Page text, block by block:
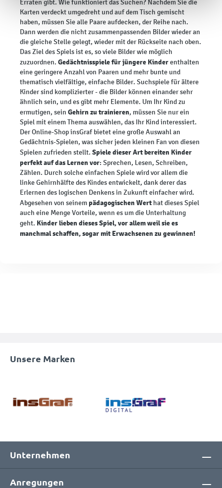
Erraten gibt. Wie funktioniert das Suchen? Nachdem Sie die
Karten verdeckt umgedreht und auf dem Tisch gemischt
haben, müssen Sie alle Paare aufdecken, der Reihe nach.
Dann werden die nicht zusammenpassenden Bilder wieder an
die gleiche Stelle gelegt, wieder mit der Rückseite nach oben.
Das Ziel des Spiels ist es, so viele Bilder wie möglich
zuzuordnen. Gedächtnisspiele für jüngere Kinderenthalten
eine geringere Anzahl von Paaren und mehr bunte und
thematisch vielfältige, einfache Bilder. Suchspiele für ältere
Kinder sind komplizierter - die Bilder können einander sehr
ähnlich sein, und es gibt mehr Elemente. Um Ihr Kind zu
ermutigen, sein Gehirn zu trainieren, müssen Sie nur ein
Spiel mit einem Thema auswählen, das Ihr Kind interessiert.
Der Online-Shop insGraf bietet eine große Auswahl an
Gedächtnis-Spielen, was sicher jeden kleinen Fan von diesen
Spielen zufrieden stellt. Spiele dieser Art bereiten Kinder
perfekt auf das Lernen vor: Sprechen, Lesen, Schreiben,
Zählen. Durch solche einfachen Spiele wird vor allem die
linke Gehirnhälfte des Kindes entwickelt, dank derer das
Erlernen des logischen Denkens in Zukunft einfacher wird.
Abgesehen von seinempädagogischen Wert hat dieses Spiel
auch eine Menge Vorteile, wenn es um die Unterhaltung
geht. Kinder lieben dieses Spiel, vor allem weil sie es
manchmal schaffen, sogar mit Erwachsenen zu gewinnen!
Unsere Marken
Unternehmen
Anregungen